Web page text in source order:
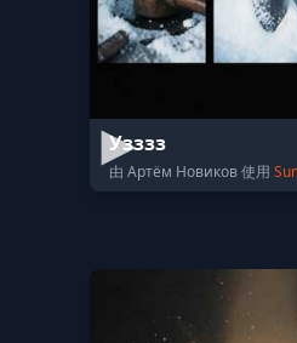
Узззз
由 Артём Новиков 使用